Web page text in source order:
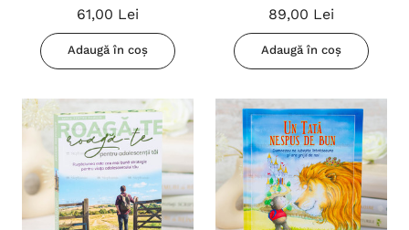
61,00 Lei
Adaugă în coș
89,00 Lei
Adaugă în coș